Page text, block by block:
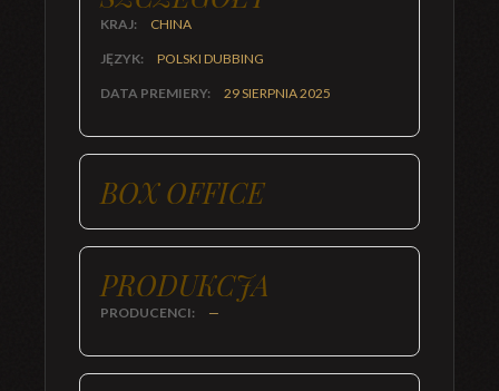
KRAJ: CHINA
JĘZYK: POLSKI DUBBING
DATA PREMIERY: 29 SIERPNIA 2025
BOX OFFICE
PRODUKCJA
PRODUCENCI: —